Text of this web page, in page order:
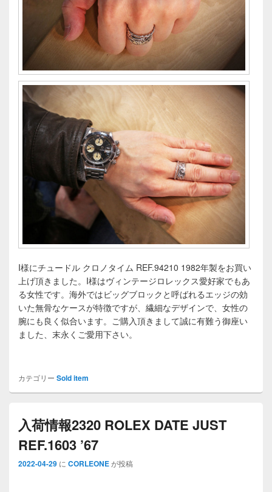
I様にチュードル クロノタイム REF.94210 1982年製をお買い
上げ頂きました。I様はヴィンテージロレックス愛好家でもあ
る女性です。海外ではビッグブロックと呼ばれるエッジの効
いた無骨なケースが特徴ですが、繊細なデザインで、女性の
腕にも良く似合います。ご購入頂きまして誠に有難う御座い
ました、末永くご愛用下さい。
カテゴリー Sold item
入荷情報2320 ROLEX DATE JUST
REF.1603 ’67
2022-04-29 に CORLEONEが投稿